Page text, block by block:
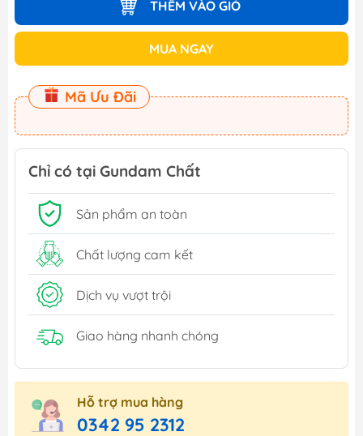
THÊM VÀO GIỎ
MUA NGAY
Mã Ưu Đãi
Chỉ có tại Gundam Chất
Sản phẩm an toàn
Chất lượng cam kết
Dịch vụ vượt trội
Giao hàng nhanh chóng
Hỗ trợ mua hàng
0342 95 2312